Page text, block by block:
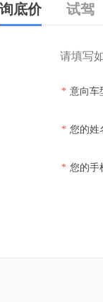
询底价 试驾
请填写
* 意向车
* 您的姓
* 您的手